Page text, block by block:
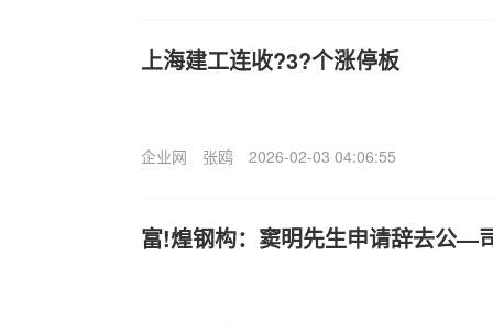
上海建工连收?3?个涨停板
企业网 张鸥 2026-02-03 04:06:55
富!煌钢构：窦明先生申请辞去公—